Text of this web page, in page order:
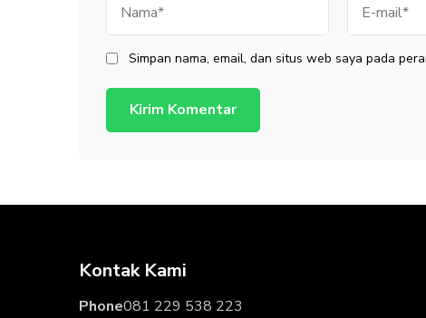
mail
Simpan nama, email, dan situs web saya pada
Kontak Kami
Phone081 229 538 223